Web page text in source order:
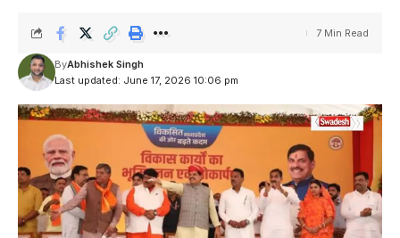
Last updated: June 17, 2026 10:06 pm
ByAbhishek Singh
7 Min Read